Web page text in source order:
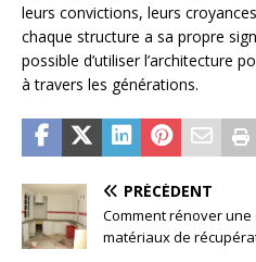
leurs convictions, leurs
chaque structure a sa propre
possible d’utiliser l’architecture
à travers les générations.
PRÉCÉDENT
Comment rénover
matériaux de